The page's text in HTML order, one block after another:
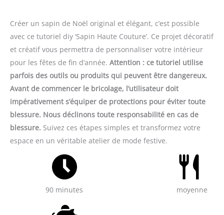
Créer un sapin de Noël original et élégant, c’est possible
avec ce tutoriel diy ‘Sapin Haute Couture’. Ce projet décoratif
et créatif vous permettra de personnaliser votre intérieur
pour les fêtes de fin d’année. Attention : ce tutoriel utilise
parfois des outils ou produits qui peuvent être dangereux.
Avant de commencer le bricolage, l’utilisateur doit
impérativement s’équiper de protections pour éviter toute
blessure. Nous déclinons toute responsabilité en cas de
blessure. Suivez ces étapes simples et transformez votre
espace en un véritable atelier de mode festive.
90 minutes moyenne